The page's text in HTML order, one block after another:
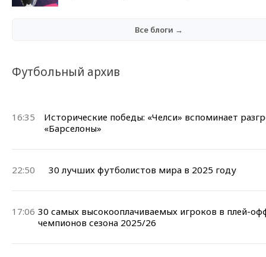
Все блоги →
Футбольный архив
16:35
Исторические победы: «Челси» вспоминает
«Барселоны»
22:50 30 лучших футболистов мира в 2025 году
17:06 30 самых высокооплачиваемых игроков в плей-
чемпионов сезона 2025/26